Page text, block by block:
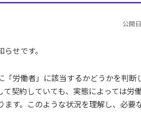
公開
せです。
労働者」に該当するかどうかを判断
契約していても、実態によっては労
す。このような状況を理解し、必要